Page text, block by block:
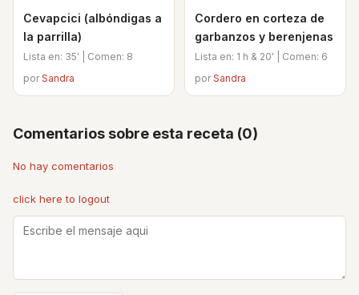
Cevapcici (albóndigas a
la parrilla)
Lista en: 35' | Comen: 8
porSandra
Cordero en corteza de
garbanzos y berenjenas
Lista en: 1 h & 20' | Comen: 6
porSandra
Comentarios sobre esta receta (0)
No hay comentarios
click here to logout